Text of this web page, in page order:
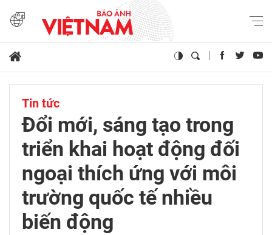
Tin tức
Đổi mới, sáng tạo trong
triển khai hoạt động đối
ngoại thích ứng với môi
trường quốc tế nhiều
biến động